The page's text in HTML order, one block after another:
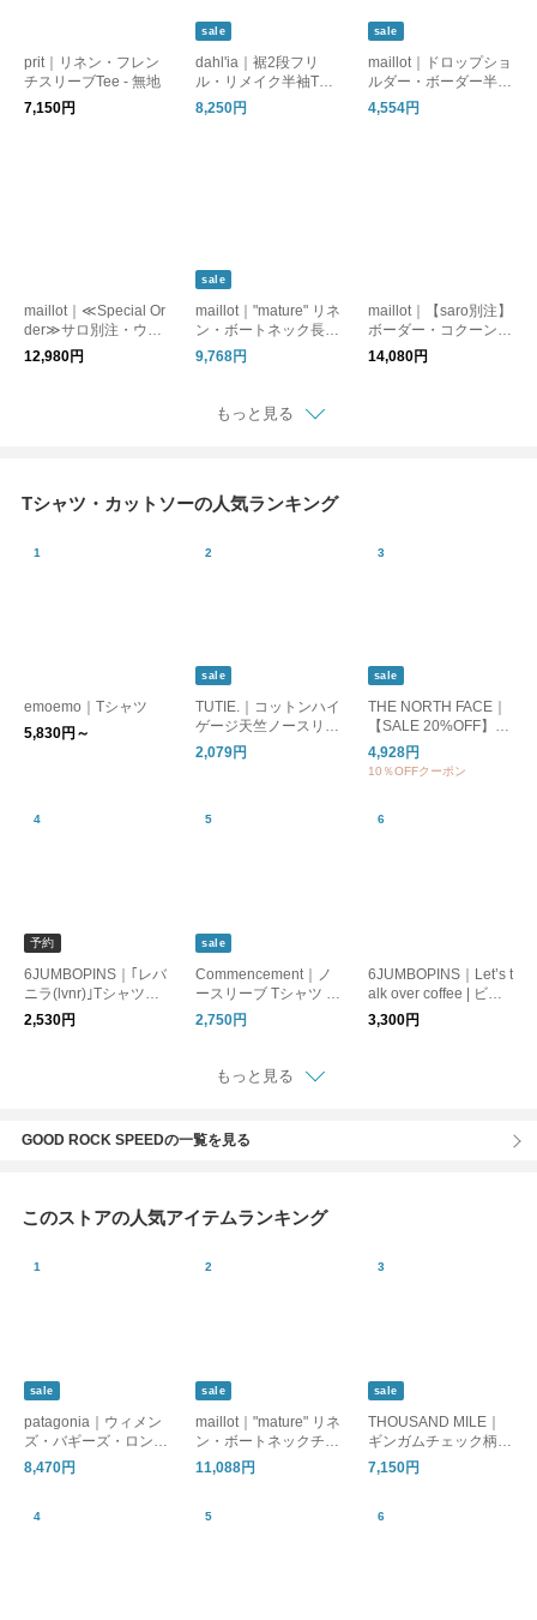
prit｜リネン・フレン
チスリーブTee - 無地
7,150円
sale
dahl'ia｜裾2段フリ
ル・リメイク半袖Tシ
ャツ
8,250円
sale
maillot｜ドロップショ
ルダー・ボーダー半袖
Tee
4,554円
maillot｜≪Special Or
der≫サロ別注・ウィ
ークエンドロングTee
12,980円
sale
maillot｜"mature" リネ
ン・ボートネック長袖
シャツTee
9,768円
maillot｜【saro別注】
ボーダー・コクーン長
袖Tee
14,080円
もっと見る
Tシャツ・カットソーの人気ランキング
emoemo｜Tシャツ
5,830円～
sale
TUTIE.｜コットンハイ
ゲージ天竺ノースリー
ブプルオーバー
2,079円
sale
THE NORTH FACE｜
【SALE 20%OFF】S/
S ES Big Logo Tee シ
ョートスリーブ ES ビ
ップス ntw32581
4,928円
10％OFFクーポン
予約
6JUMBOPINS｜｢レバ
ニラ(lvnr)｣Tシャツ
【キナリノ別注】
2,530円
sale
Commencement｜ノ
ースリーブ Tシャツ 半
袖シャツ No sleeve C
-084 コメンスメント
2,750円
6JUMBOPINS｜Let’s t
alk over coffee | ビッ
グTシャツ
3,300円
もっと見る
GOOD ROCK SPEEDの一覧を見る
このストアの人気アイテムランキング
sale
patagonia｜ウィメン
ズ・バギーズ・ロング
(ショーツ)
8,470円
sale
maillot｜"mature" リネ
ン・ボートネックチュ
ニック
11,088円
sale
THOUSAND MILE｜
ギンガムチェック柄・
フレンチスリーブワン
ピース（全3色）
7,150円